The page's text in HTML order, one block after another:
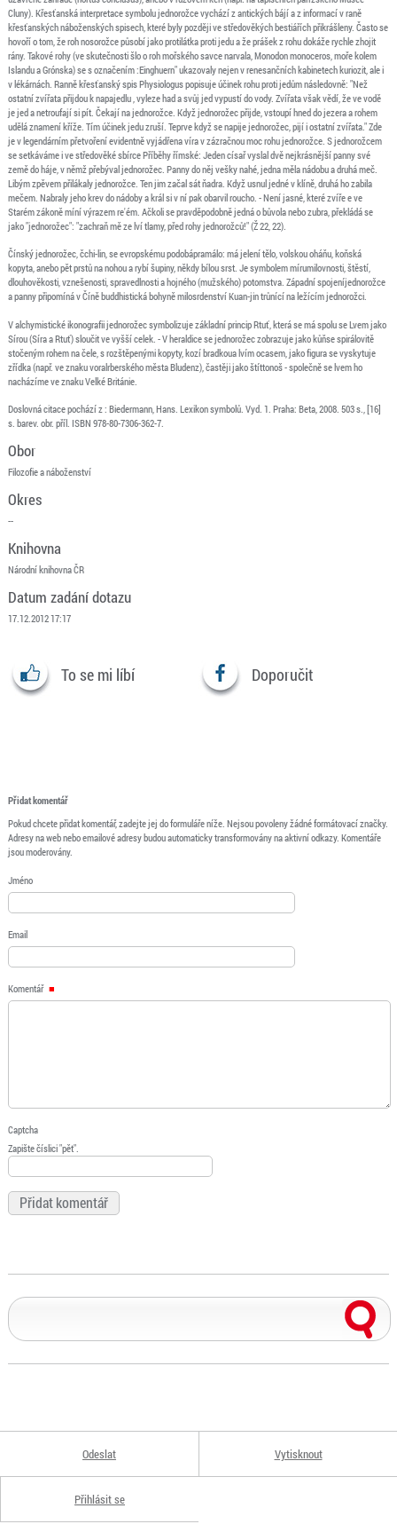
Cluny). Křesťanská interpretace symbolu jednorožce vychází z antických bájí a z informací v raně
křesťanských náboženských spisech, které byly později ve středověkých bestiářích přikrášleny. Často se
hovoří o tom, že roh nosorožce působí jako protilátka proti jedu a že prášek z rohu dokáže rychle zhojit
rány. Takové rohy (ve skutečnosti šlo o roh mořského savce narvala, Monodon monoceros, moře kolem
Islandu a Grónska) se s označením :Einghuern" ukazovaly nejen v renesančních kabinetech kuriozit, ale i
v lékárnách. Ranně křesťanský spis Physiologus popisuje účinek rohu proti jedům následovně: "Než
ostatní zvířata přijdou k napajedlu , vyleze had a svůj jed vypustí do vody. Zvířata však vědí, že ve vodě
je jed a netroufají si pít. Čekají na jednorožce. Když jednorožec přijde, vstoupí hned do jezera a rohem
udělá znamení kříže. Tím účinek jedu zruší. Teprve když se napije jednorožec, pijí i ostatní zvířata." Zde
je v legendárním přetvoření evidentně vyjádřena víra v zázračnou moc rohu jednorožce. S jednorožcem
se setkáváme i ve středověké sbírce Příběhy římské: Jeden císař vyslal dvě nejkrásnější panny své
země do háje, v němž přebýval jednorožec. Panny do něj vešky nahé, jedna měla nádobu a druhá meč.
Libým zpěvem přilákaly jednorožce. Ten jim začal sát ňadra. Když usnul jedné v klíně, druhá ho zabila
mečem. Nabraly jeho krev do nádoby a král si v ní pak obarvil roucho. - Není jasné, které zvíře e ve
Starém zákoně míní výrazem re'ém. Ačkoli se pravděpodobně jedná o bůvola nebo zubra, překládá se
jako "jednorožec": "zachraň mě ze lví tlamy, před rohy jednorožců!" (Ž 22, 22).
Čínský jednorožec, čchi-lin, se evropskému podobápramálo: má jelení tělo, volskou oháňu, koňská
kopyta, anebo pět prstů na nohou a rybí šupiny, někdy bílou srst. Je symbolem mírumilovnosti, štěstí,
dlouhověkosti, vznešenosti, spravedlnosti a hojného (mužského) potomstva. Západní spojeníjednorožce
a panny připomíná v Číně buddhistická bohyně milosrdenství Kuan-jin trůnící na ležícím jednorožci.
V alchymistické ikonografii jednorožec symbolizuje základní princip Rtuť, která se má spolu se Lvem jako
Sírou (Síra a Rtuť) sloučit ve vyšší celek. - V heraldice se jednorožec zobrazuje jako kůňse spirálovitě
stočeným rohem na čele, s rozštěpenými kopyty, kozí bradkoua lvím ocasem, jako figura se vyskytuje
zřídka (např. ve znaku voralrberského města Bludenz), častěji jako štíttonoš - společně se lvem ho
nacházíme ve znaku Velké Británie.
Doslovná citace pochází z : Biedermann, Hans. Lexikon symbolů. Vyd. 1. Praha: Beta, 2008. 503 s., [16]
s. barev. obr. příl. ISBN 978-80-7306-362-7.
Obor
Filozofie a náboženství
Okres
--
Knihovna
Národní knihovna ČR
Datum zadání dotazu
17.12.2012 17:17
To se mi líbí Doporučit
Přidat komentář
Pokud chcete přidat komentář, zadejte jej do formuláře níže. Nejsou povoleny žádné formátovací značky.
Adresy na web nebo emailové adresy budou automaticky transformovány na aktivní odkazy. Komentáře
jsou moderovány.
Jméno
Email
Komentář
Captcha
Zapište číslici "pět".
Odeslat Vytisknout
Přihlásit se